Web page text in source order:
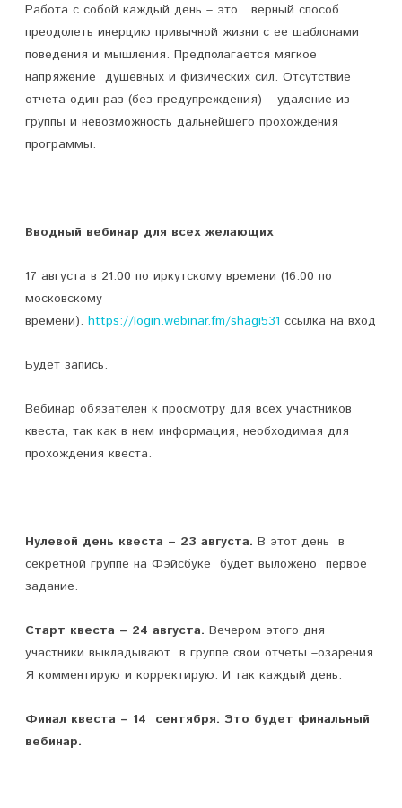
Работа с собой каждый день – это верный способ
преодолеть инерцию привычной жизни с ее шаблонами
поведения и мышления. Предполагается мягкое
напряжение душевных и физических сил. Отсутствие
отчета один раз (без предупреждения) – удаление из
группы и невозможность дальнейшего прохождения
программы.
Вводный вебинар для всех желающих
17 августа в 21.00 по иркутскому времени (16.00 по
московскому
времени). https://login.webinar.fm/shagi531 ссылка на вход
Будет запись.
Вебинар обязателен к просмотру для всех участников
квеста, так как в нем информация, необходимая для
прохождения квеста.
Нулевой день квеста – 23 августа. В этот день в
секретной группе на Фэйсбуке будет выложено первое
задание.
Старт квеста – 24 августа. Вечером этого дня
участники выкладывают в группе свои отчеты –озарения.
Я комментирую и корректирую. И так каждый день.
Финал квеста – 14 сентября. Это будет финальный
вебинар.